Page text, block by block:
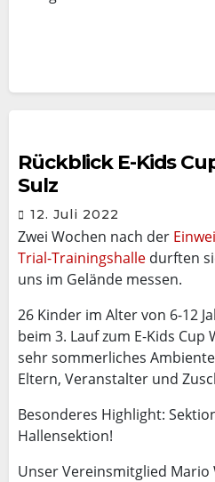
Rückblick E-Kids
Sulz
12. Juli 2022
Zwei Wochen nach der
Trial-Trainingshalle durften
uns im Gelände messen.
26 Kinder im Alter von 6-12
beim 3. Lauf zum E-Kids
sehr sommerliches
Eltern, Veranstalter und
Besonderes Highlight:
Hallensektion!
Unser Vereinsmitglied Mario